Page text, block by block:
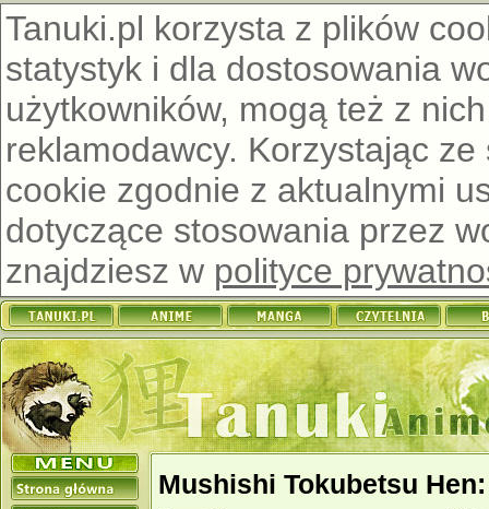
Tanuki.pl korzysta z plików
statystyk i dla dostosowania
użytkowników, mogą też z
reklamodawcy. Korzystając
cookie zgodnie z aktualnymi
dotyczące stosowania przez
znajdziesz w polityce
Mushishi Tokubetsu